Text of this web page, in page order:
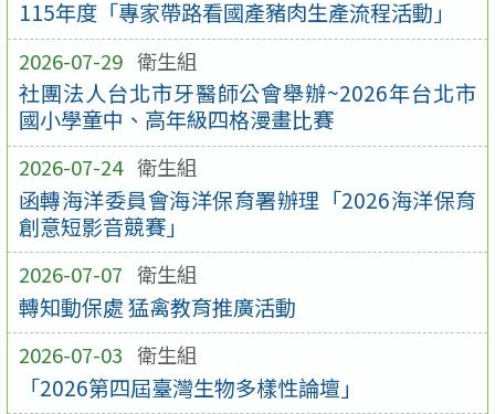
115年度「專家帶路看國產豬肉生產流程活動」
2026-07-29 衛生組
社團法人台北市牙醫師公會舉辦~2026年台北市
國小學童中、高年級四格漫畫比賽
2026-07-24 衛生組
函轉海洋委員會海洋保育署辦理「2026海洋保育
創意短影音競賽」
2026-07-07 衛生組
轉知動保處 猛禽教育推廣活動
2026-07-03 衛生組
「2026第四屆臺灣生物多樣性論壇」